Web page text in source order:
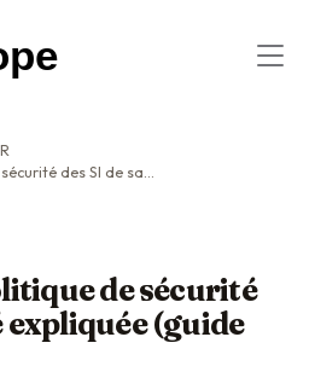
santé expliquée (guide 2026)
de sécurité
expliquée (guide